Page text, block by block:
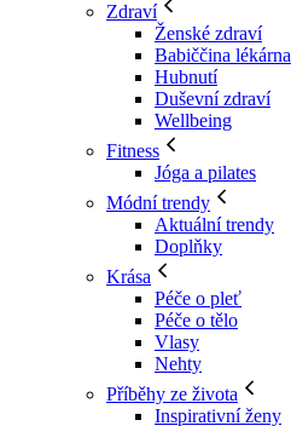
Zdraví
Ženské zdraví
Babiččina lékárna
Hubnutí
Duševní zdraví
Wellbeing
Fitness
Jóga a pilates
Módní trendy
Aktuální trendy
Doplňky
Krása
Péče o pleť
Péče o tělo
Vlasy
Nehty
Příběhy ze života
Inspirativní ženy